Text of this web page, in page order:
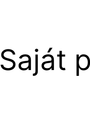
Saját